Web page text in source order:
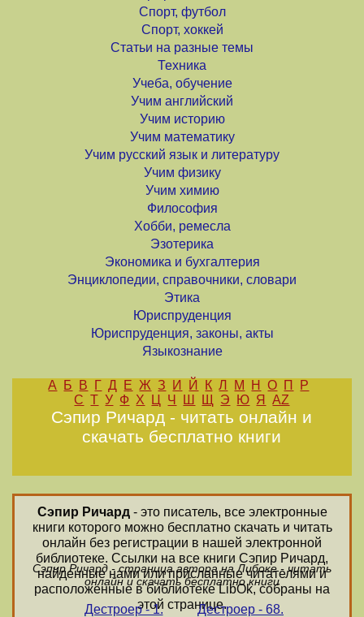
Спорт, футбол
Спорт, хоккей
Статьи на разные темы
Техника
Учеба, обучение
Учим английский
Учим историю
Учим математику
Учим русский язык и литературу
Учим физику
Учим химию
Философия
Хобби, ремесла
Эзотерика
Экономика и бухгалтерия
Энциклопедии, справочники, словари
Этика
Юриспруденция
Юриспруденция, законы, акты
Языкознание
А Б В Г Д Е Ж З И Й К Л М Н О П
Р
С Т У Ф Х Ц Ч Ш Щ Э Ю Я AZ
Сэпир Ричард - читать онлайн и
скачать бесплатно книги
Сэпир Ричард- это писатель, все электронные
книги которого можно бесплатно скачать и читать
онлайн без регистрации в нашей электронной
библиотеке. Ссылки на все книги Сэпир Ричард,
найденные нами или присланные читателями и
расположенные в библиотеке LibOk, собраны на
этой странице.
Сэпир Ричард - страница автора на Либоке - читать
онлайн и скачать бесплатно книги
Дестроер - 1.
Дестроер - 68.